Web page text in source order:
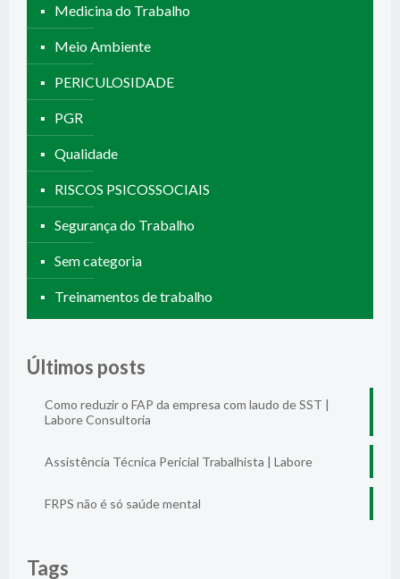
Medicina do Trabalho
Meio Ambiente
PERICULOSIDADE
PGR
Qualidade
RISCOS PSICOSSOCIAIS
Segurança do Trabalho
Sem categoria
Treinamentos de trabalho
Últimos posts
Como reduzir o FAP da empresa com laudo de SST |
Labore Consultoria
Assistência Técnica Pericial Trabalhista | Labore
FRPS não é só saúde mental
Tags